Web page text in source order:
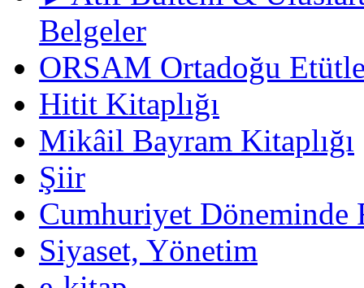
Belgeler
ORSAM Ortadoğu
Hitit Kitaplığı
Mikâil Bayram Kitaplığı
Şiir
Cumhuriyet Döneminde
Siyaset, Yönetim